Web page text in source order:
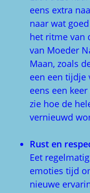
eens extra
naar wat
het ritme van
van Moeder
Maan, zoals
een een tijdje
eens een
zie hoe de
vernieuwd
Rust en
Eet
emoties tijd
nieuwe